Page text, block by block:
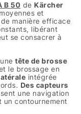
B 50 de Kärcher
et
de manière efficace
libérant
se consacrer à
tête de brosse
le brossage en
intégrée
Des capteurs
une navigation
un contournement